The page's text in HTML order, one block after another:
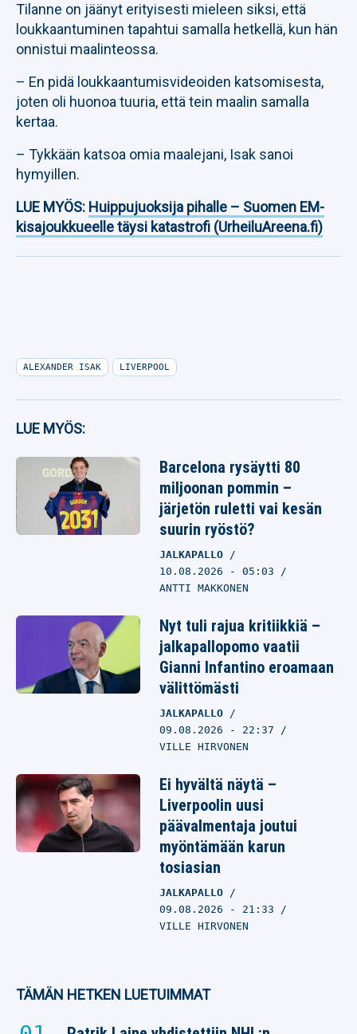
Tilanne on jäänyt erityisesti mieleen siksi, että
loukkaantuminen tapahtui samalla hetkellä, kun hän
onnistui maalinteossa.
– En pidä loukkaantumisvideoiden katsomisesta,
joten oli huonoa tuuria, että tein maalin samalla
kertaa.
– Tykkään katsoa omia maalejani, Isak sanoi
hymyillen.
LUE MYÖS: Huippujuoksija pihalle – Suomen EM-
kisajoukkueelle täysi katastrofi (UrheiluAreena.fi)
ALEXANDER ISAK LIVERPOOL
LUE MYÖS:
Barcelona rysäytti 80
miljoonan pommin –
järjetön ruletti vai kesän
suurin ryöstö?
JALKAPALLO
10.08.2026 - 05:03
ANTTI MAKKONEN
Nyt tuli rajua kritiikkiä –
jalkapallopomo vaatii
Gianni Infantino eroamaan
välittömästi
JALKAPALLO
09.08.2026 - 22:37
VILLE HIRVONEN
Ei hyvältä näytä –
Liverpoolin uusi
päävalmentaja joutui
myöntämään karun
tosiasian
JALKAPALLO
09.08.2026 - 21:33
VILLE HIRVONEN
TÄMÄN HETKEN LUETUIMMAT